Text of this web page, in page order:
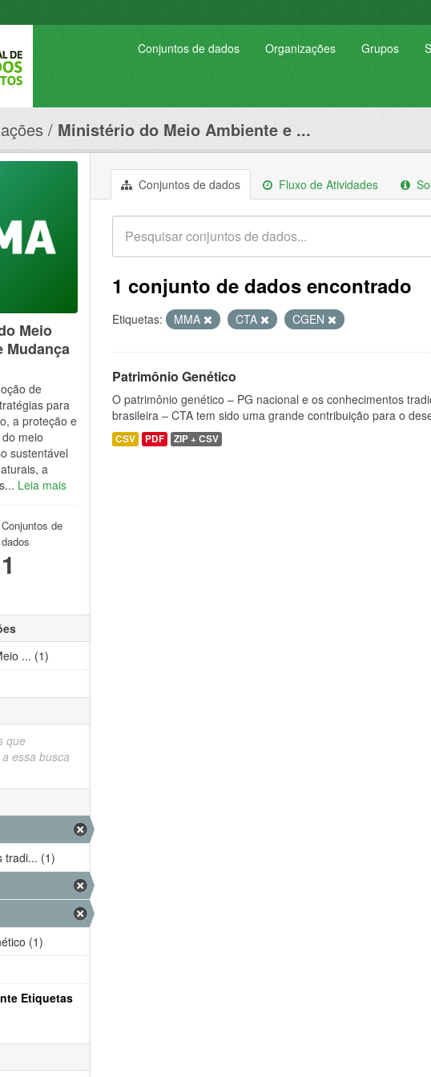
Conjuntos de dados Organizações Grupos
Ministério do Meio Ambiente e ...
Conjuntos de dados Fluxo de Atividades
1 conjunto de dados encontrado
Etiquetas: MMA CTA CGEN
Patrimônio Genético
O patrimônio genético – PG nacional e os conhecimentos
brasileira – CTA tem sido uma grande contribuição para o
CSV PDF ZIP + CSV
Meio
Mudança
de
para
a proteção e
meio
sustentável
a
Leia mais
Conjuntos de
dados
1
... (1)
que
essa busca
tradi... (1)
(1)
Etiquetas